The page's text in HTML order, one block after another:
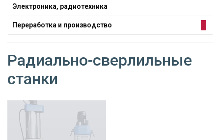
Электроника, радиотехника
Переработка и производство
Радиально-сверлильные
станки